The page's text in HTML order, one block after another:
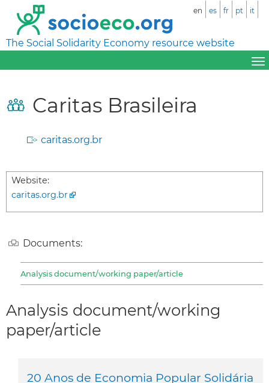
The Social Solidarity Economy resource website
en es fr pt it
Caritas Brasileira
caritas.org.br
Website:
caritas.org.br
Documents:
Analysis document/working paper/article
Analysis document/working
paper/article
20 Anos de Economia Popular Solidária